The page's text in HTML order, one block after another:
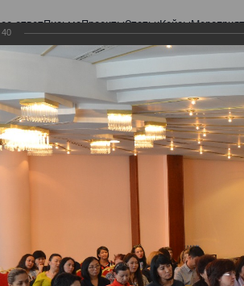
ответПисьмаПроектыСтатьиКейсы
и налоговом законодательстве:
и налоговом
года в части
Обязательное
в налоговом
40